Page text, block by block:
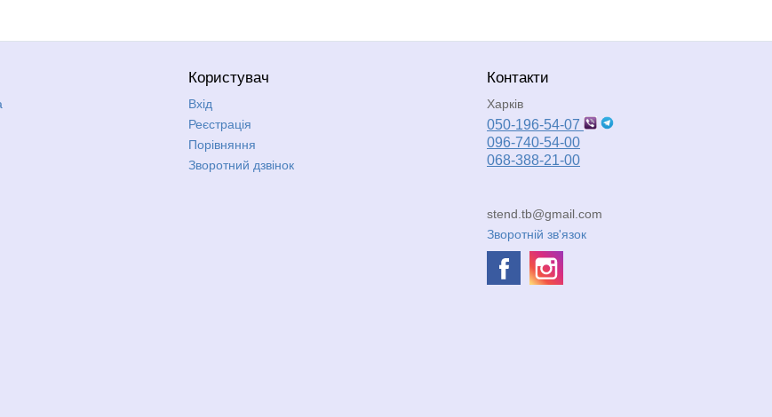
Користувач
Вхід
Реєстрація
Порівняння
Зворотний дзвінок
Контакти
Харків
050-196-54-07
096-740-54-00
068-388-21-00
stend.tb@gmail.com
Зворотній зв'язок